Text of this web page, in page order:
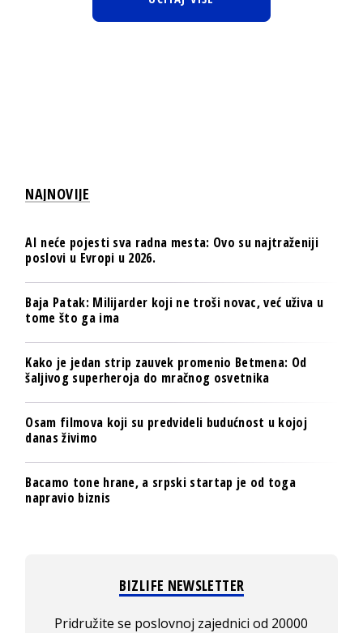
NAJNOVIJE
AI neće pojesti sva radna mesta: Ovo su najtraženiji
poslovi u Evropi u 2026.
Baja Patak: Milijarder koji ne troši novac, već uživa u
tome što ga ima
Kako je jedan strip zauvek promenio Betmena: Od
šaljivog superheroja do mračnog osvetnika
Osam filmova koji su predvideli budućnost u kojoj
danas živimo
Bacamo tone hrane, a srpski startap je od toga
napravio biznis
BIZLIFE NEWSLETTER
Pridružite se poslovnoj zajednici od 20000